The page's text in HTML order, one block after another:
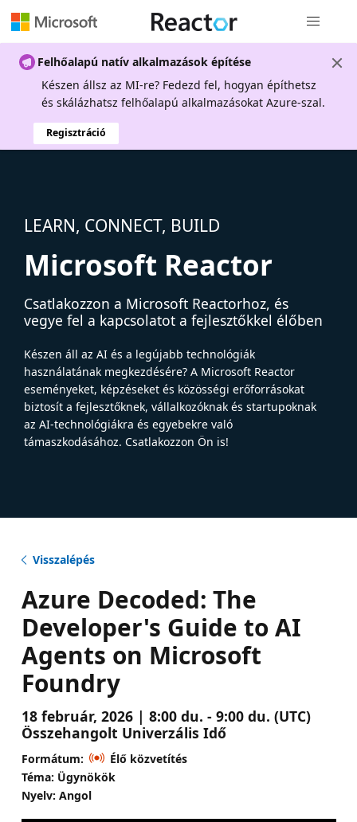
Felhőalapú natív alkalmazások építése
Készen állsz az MI-re? Fedezd fel, hogyan építhetsz
és skálázhatsz felhőalapú alkalmazásokat Azure-szal.
Regisztráció
LEARN, CONNECT, BUILD
Microsoft Reactor
Csatlakozzon a Microsoft Reactorhoz, és
vegye fel a kapcsolatot a fejlesztőkkel élőben
Készen áll az AI és a legújabb technológiák
használatának megkezdésére? A Microsoft Reactor
eseményeket, képzéseket és közösségi erőforrásokat
biztosít a fejlesztőknek, vállalkozóknak és startupoknak
az AI-technológiákra és egyebekre való
támaszkodásához. Csatlakozzon Ön is!
Visszalépés
Azure Decoded: The
Developer's Guide to AI
Agents on Microsoft
Foundry
18 február, 2026 | 8:00 du. - 9:00 du. (UTC)
Összehangolt Univerzális Idő
Formátum:
Élő közvetítés
Téma: Ügynökök
Nyelv: Angol